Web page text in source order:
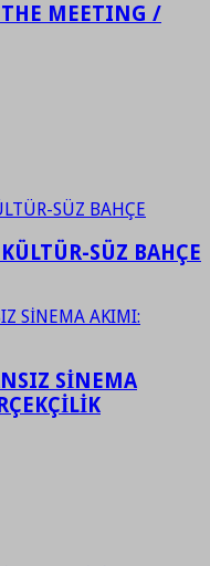
THE MEETING /
SÜZ BAHÇE
SİNEMA